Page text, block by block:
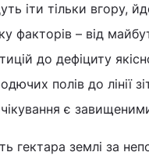
іти тільки вгору,
факторів – від
до дефіциту
полів до лінії
є
гектара землі за